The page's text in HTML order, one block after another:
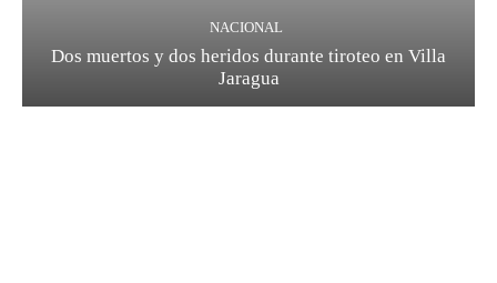
NACIONAL
Dos muertos y dos heridos durante tiroteo en Villa
Jaragua